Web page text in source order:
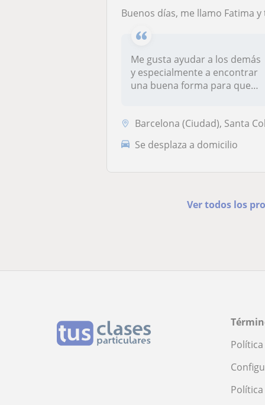
Buenos días, me llamo Fatima y tengo 18 años. Pese a no tener una gran experiencia profesional en la enseñanza, he ayudado a
Me gusta ayudar a los demás
y especialmente a encontrar
una buena forma para que
Barcelona (Ciudad), Santa Coloma de Gramenet
Se desplaza a domicilio
Ver todos los